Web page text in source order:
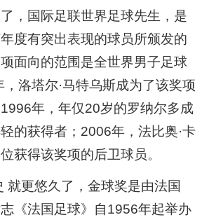
，国际足联世界足球先生，是
度有突出表现的球员所颁发的
面向的范围是全世界男子足球
洛塔尔·马特乌斯成为了该奖项
年，年仅20岁的罗纳尔多成
的获得者；2006年，法比奥·卡
获得该奖项的后卫球员。
就更悠久了，金球奖是由法国
志《法国足球》自1956年起举办